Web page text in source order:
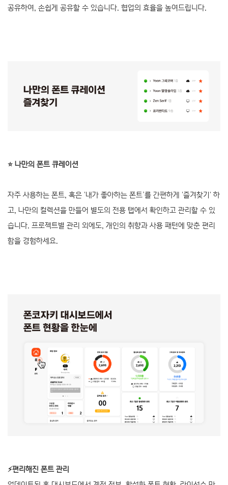
공유하여, 손쉽게 공유할 수 있습니다. 협업의 효율을 높여드립니다.
⭐️ 나만의 폰트 큐레이션
자주 사용하는 폰트, 혹은 '내가 좋아하는 폰트’를 간편하게 '즐겨찾기' 하
고, 나만의 컬렉션을 만들어 별도의 전용 탭에서 확인하고 관리할 수 있
습니다. 프로젝트별 관리 외에도, 개인의 취향과 사용 패턴에 맞춘 편리
함을 경험하세요.
⚡️편리해진 폰트 관리